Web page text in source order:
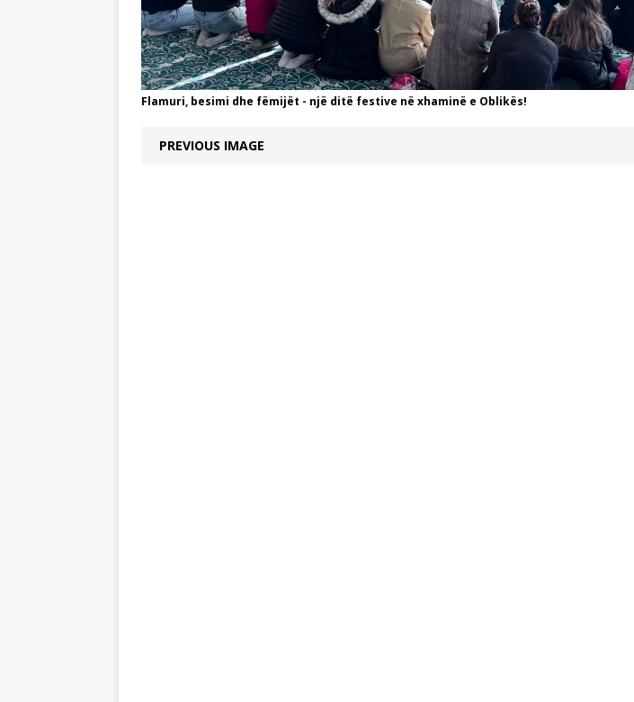
Flamuri, besimi dhe fëmijët - një ditë festive në xhaminë e Oblikës!
PREVIOUS IMAGE